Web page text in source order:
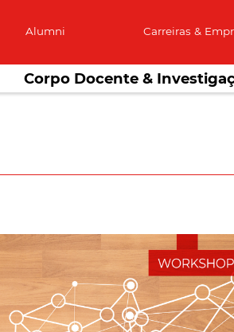
Alumni Carreiras &
Corpo Docente &